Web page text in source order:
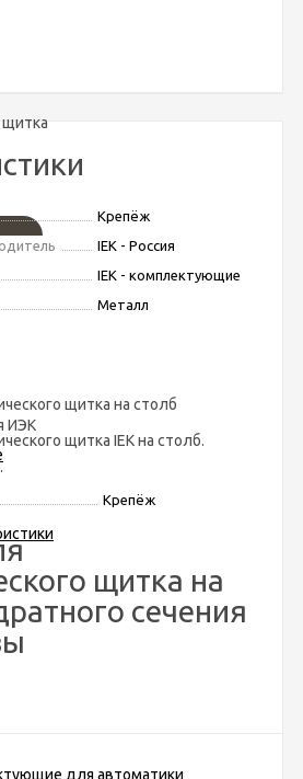
щитка на столб
ИЭК
Крепёж
Крепёж
IEK - Россия
IEK - комплектующие
Металл
щитка IEK на столб.
щитка на
сечения
для автоматики